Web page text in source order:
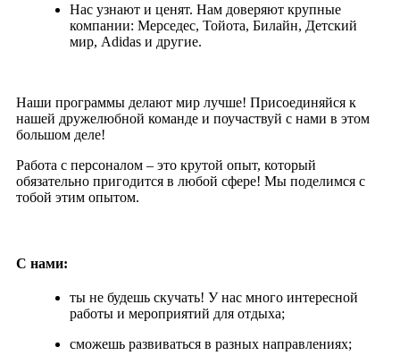
Нас узнают и ценят. Нам доверяют крупные
компании: Мерседес, Тойота, Билайн, Детский
мир, Adidas и другие.
Наши программы делают мир лучше! Присоединяйся к
нашей дружелюбной команде и поучаствуй с нами в этом
большом деле!
Работа с персоналом – это крутой опыт, который
обязательно пригодится в любой сфере! Мы поделимся с
тобой этим опытом.
С нами:
ты не будешь скучать! У нас много интересной
работы и мероприятий для отдыха;
сможешь развиваться в разных направлениях;